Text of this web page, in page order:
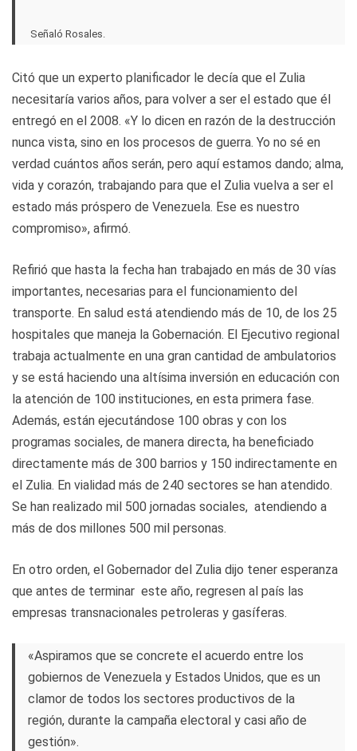
Señaló Rosales.
Citó que un experto planificador le decía que el Zulia
necesitaría varios años, para volver a ser el estado que él
entregó en el 2008. «Y lo dicen en razón de la destrucción
nunca vista, sino en los procesos de guerra. Yo no sé en
verdad cuántos años serán, pero aquí estamos dando; alma,
vida y corazón, trabajando para que el Zulia vuelva a ser el
estado más próspero de Venezuela. Ese es nuestro
compromiso», afirmó.
Refirió que hasta la fecha han trabajado en más de 30 vías
importantes, necesarias para el funcionamiento del
transporte. En salud está atendiendo más de 10, de los 25
hospitales que maneja la Gobernación. El Ejecutivo regional
trabaja actualmente en una gran cantidad de ambulatorios
y se está haciendo una altísima inversión en educación con
la atención de 100 instituciones, en esta primera fase.
Además, están ejecutándose 100 obras y con los
programas sociales, de manera directa, ha beneficiado
directamente más de 300 barrios y 150 indirectamente en
el Zulia. En vialidad más de 240 sectores se han atendido.
Se han realizado mil 500 jornadas sociales, atendiendo a
más de dos millones 500 mil personas.
En otro orden, el Gobernador del Zulia dijo tener esperanza
que antes de terminar este año, regresen al país las
empresas transnacionales petroleras y gasíferas.
«Aspiramos que se concrete el acuerdo entre los
gobiernos de Venezuela y Estados Unidos, que es un
clamor de todos los sectores productivos de la
región, durante la campaña electoral y casi año de
gestión».